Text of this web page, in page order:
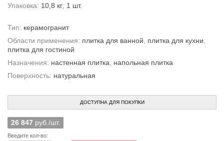
Упаковка: 10,8 кг; 1 шт.
Тип: керамогранит
Области применения: плитка для ванной плитка для кухни
плитка для гостиной
Назначения: настенная плитка
напольная плитка
Поверхность: натуральная
ДОСТУПНА ДЛЯ ПОКУПКИ
26 847 руб./шт.
Введите кол-во: